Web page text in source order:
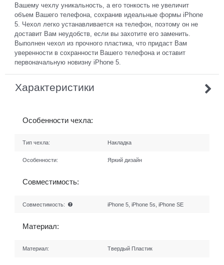
Вашему чехлу уникальность, а его тонкость не увеличит
объем Вашего телефона, сохранив идеальные формы iPhone
5. Чехол легко устанавливается на телефон, поэтому он не
доставит Вам неудобств, если вы захотите его заменить.
Выполнен чехол из прочного пластика, что придаст Вам
уверенности в сохранности Вашего телефона и оставит
первоначальную новизну iPhone 5.
Характеристики
Особенности чехла:
Тип чехла: Накладка
Особенности: Яркий дизайн
Совместимость:
Совместимость: iPhone 5, iPhone 5s, iPhone SE
Материал:
Материал: Твердый Пластик